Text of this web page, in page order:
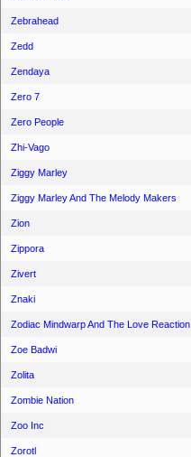
Zebrahead
Zedd
Zendaya
Zero 7
Zero People
Zhi-Vago
Ziggy Marley
Ziggy Marley And The Melody Makers
Zion
Zippora
Zivert
Znaki
Zodiac Mindwarp And The Love Reaction
Zoe Badwi
Zolita
Zombie Nation
Zoo Inc
Zorotl